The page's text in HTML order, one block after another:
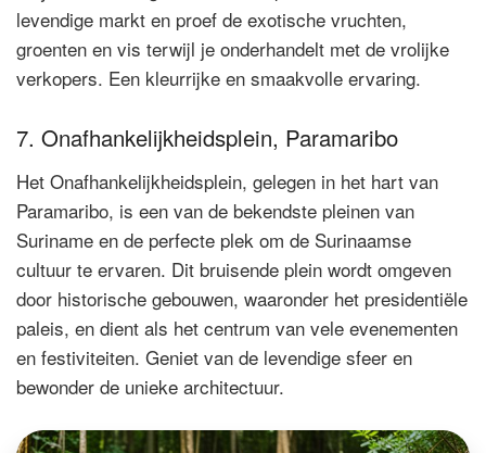
levendige markt en proef de exotische vruchten,
groenten en vis terwijl je onderhandelt met de vrolijke
verkopers. Een kleurrijke en smaakvolle ervaring.
7. Onafhankelijkheidsplein, Paramaribo
Het Onafhankelijkheidsplein, gelegen in het hart van
Paramaribo, is een van de bekendste pleinen van
Suriname en de perfecte plek om de Surinaamse
cultuur te ervaren. Dit bruisende plein wordt omgeven
door historische gebouwen, waaronder het presidentiële
paleis, en dient als het centrum van vele evenementen
en festiviteiten. Geniet van de levendige sfeer en
bewonder de unieke architectuur.